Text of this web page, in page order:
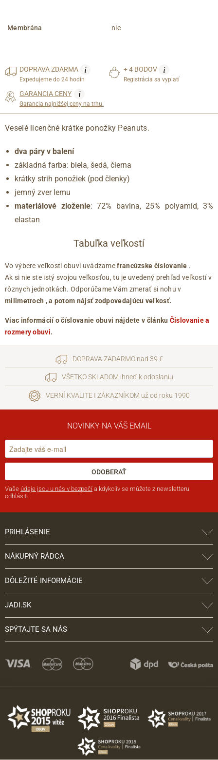
Membrána nie
DOPRAVAZDARMA i
Expedujeme do 24 hodín
+ 4 BODOV i
Registrácia sa vyplatí
GARANCIA CENY i
Garancia najnižšej ceny na trhu.
Veselé licenčné krátke ponožky Peanuts.
dva páry v balení
základná farba: biela, šedá, čierna
krátky strih ponožiek (pod členky)
jemný zver lemu
materiálové zloženie: 72% bavlna, 25% polyamid, 3%
elastan
Tabuľka veľkostí
Vo výbere veľkosti obuvi uvádzamefrancúzske číslovanie .
Ak si nie ste istý svojou veľkosťou, tu je uvedený prehľad veľkostí v
rôznych jednotkách. Odporúčame Vám zmerať si nohu v
milimetroch , a potom nájsť zodpovedajúcu veľkosť.
Viac informácií o číslovanie obuvi nájdete v článku Číslovanie a
rozmery obuvi.
DOPRAVA ZADARMO nad 39 €
VŠETKO SKLADOM ihneď k odoslaniu
VERNÍ KVALITE I ZÁKAZNÍKOM už od roku 1990
NOVINKY NA VÁŠ EMAIL
ODOBERAŤ
Vaše údaje jsou u nás v bezpečí a kdykoliv se můžete z newsletteru
odhlásit.
PRIHLÁSENIE
NÁKUPNÝ RÁDCA
DÔLEŽITÉ INFORMÁCIE
JADI.SK
SPÝTAJTE SA NÁS